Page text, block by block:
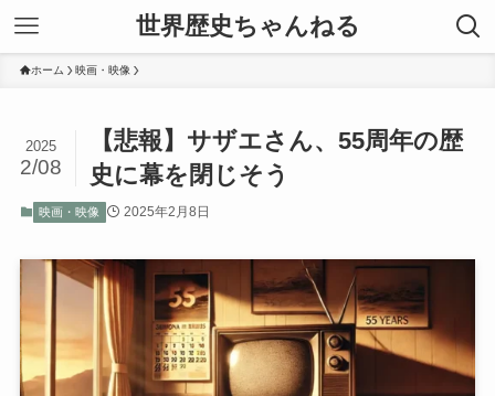
世界歴史ちゃんねる
ホーム 映画・映像
【悲報】サザエさん、55周年の歴
史に幕を閉じそう
2025
2/08
映画・映像 2025年2月8日